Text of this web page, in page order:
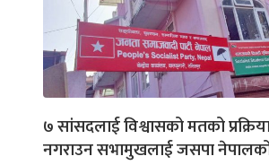
७ सांसदलाई विश्वासको मतको
नगराउन सभामुखलाई जसपा नेपालको